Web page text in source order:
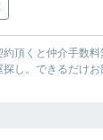
約頂くと仲介手数
し。できるだけお